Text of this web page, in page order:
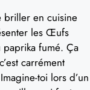
briller en cuisine
les Œufs
paprika fumé. Ça
carrément
toi lors d’un